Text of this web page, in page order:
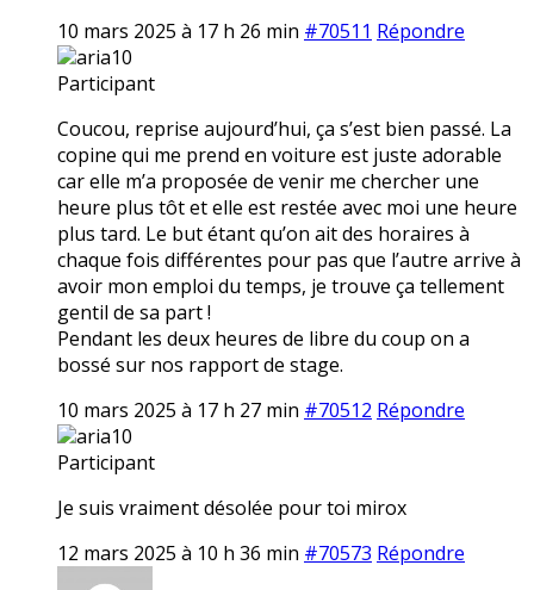
10 mars 2025 à 17 h 26 min #70511 Répondre
aria10
Participant
Coucou, reprise aujourd’hui, ça s’est bien passé. La
copine qui me prend en voiture est juste adorable
car elle m’a proposée de venir me chercher une
heure plus tôt et elle est restée avec moi une heure
plus tard. Le but étant qu’on ait des horaires à
chaque fois différentes pour pas que l’autre arrive à
avoir mon emploi du temps, je trouve ça tellement
gentil de sa part !
Pendant les deux heures de libre du coup on a
bossé sur nos rapport de stage.
10 mars 2025 à 17 h 27 min #70512 Répondre
aria10
Participant
Je suis vraiment désolée pour toi mirox
12 mars 2025 à 10 h 36 min #70573 Répondre